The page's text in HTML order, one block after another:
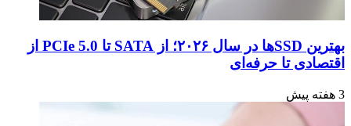
بهترین SSDها در سال ۲۰۲۶؛ از SATA تا PCIe 5.0 از
اقتصادی تا حرفه‌ای
3 هفته پیش